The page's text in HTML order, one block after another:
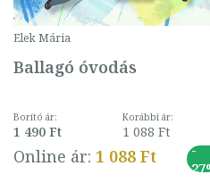
Elek Mária
Ballagó óvodás
Borító ár:
1 490 Ft
Korábbi ár:
1 088 Ft
Online ár: 1 088 Ft
-